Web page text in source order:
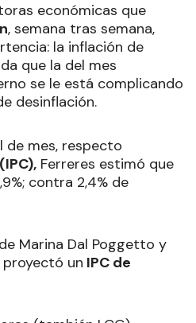
económicas que
, semana tras semana,
la inflación de
que la del mes
se le está complicando
desinflación.
de mes, respecto
Ferreres estimó que
contra 2,4% de
Marina Dal Poggetto y
proyectó un IPC de